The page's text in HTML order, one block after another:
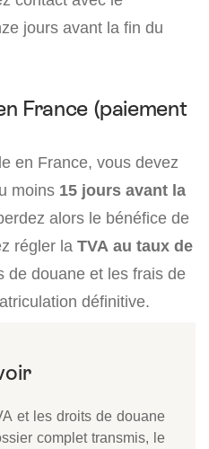
jours avant la fin du
France (paiement
en France, vous devez
moins 15 jours avant la
alors le bénéfice de
régler la TVA au taux de
de douane et les frais de
définitive.
et les droits de douane
complet transmis, le